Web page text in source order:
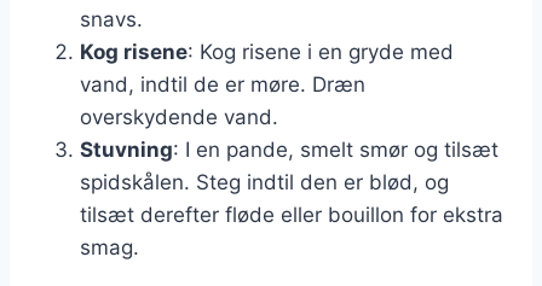
snavs.
Kog risene: Kog risene i en gryde med
vand, indtil de er møre. Dræn
overskydende vand.
Stuvning: I en pande, smelt smør og tilsæt
spidskålen. Steg indtil den er blød, og
tilsæt derefter fløde eller bouillon for ekstra
smag.